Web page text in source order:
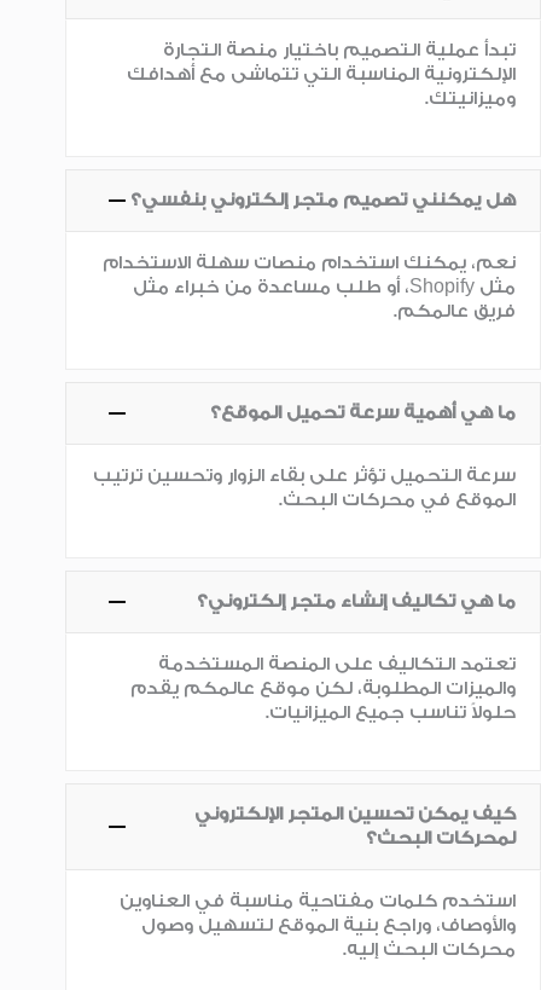
تبدأ عملية التصميم باختيار منصة التجارة
الإلكترونية المناسبة التي تتماشى مع أهدافك
وميزانيتك.
هل يمكنني تصميم متجر إلكتروني بنفسي؟
نعم، يمكنك استخدام منصات سهلة الاستخدام
مثل Shopify، أو طلب مساعدة من خبراء مثل
فريق عالمكم.
ما هي أهمية سرعة تحميل الموقع؟
سرعة التحميل تؤثر على بقاء الزوار وتحسين ترتيب
الموقع في محركات البحث.
ما هي تكاليف إنشاء متجر إلكتروني؟
تعتمد التكاليف على المنصة المستخدمة
والميزات المطلوبة، لكن موقع عالمكم يقدم
حلولاً تناسب جميع الميزانيات.
كيف يمكن تحسين المتجر الإلكتروني
لمحركات البحث؟
استخدم كلمات مفتاحية مناسبة في العناوين
والأوصاف، وراجع بنية الموقع لتسهيل وصول
محركات البحث إليه.